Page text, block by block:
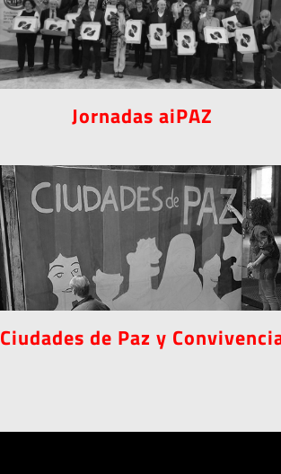
Jornadas aiPAZ
Ciudades de Paz y